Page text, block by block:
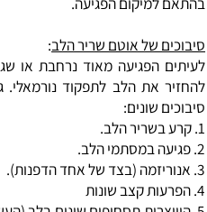
סתימה מלאה של אחד
לקבל אספקת דם וחמצן. אותו
הפגיעה.
אוטם שריר הלב
מאוד נרחבת או
הלב לתפקוד נורמאלי. גם